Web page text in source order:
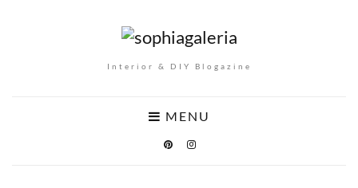
Interior & DIY Blogazine
MENU